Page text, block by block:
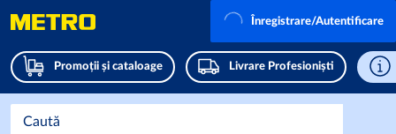
Promoții și cataloage Livrare Profesioniști
Înregistrare/Autentificare